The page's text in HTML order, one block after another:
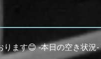
ます😊 -本日の空き状況-